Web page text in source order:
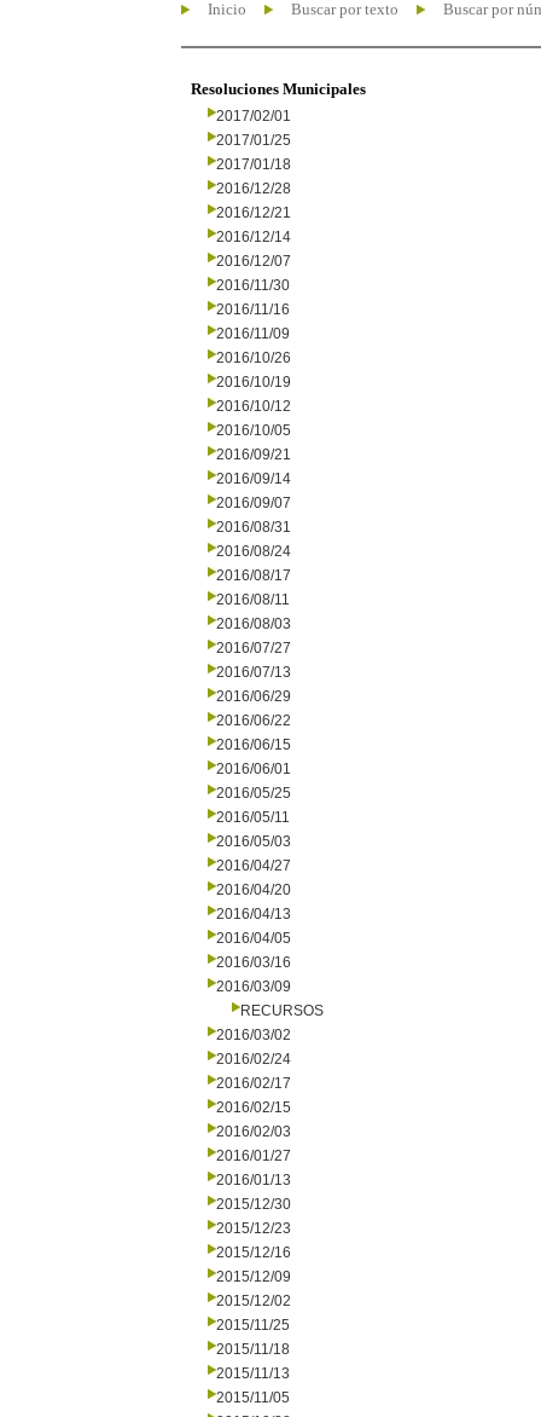
Inicio Buscar por texto Buscar por
Resoluciones Municipales
2017/02/01
2017/01/25
2017/01/18
2016/12/28
2016/12/21
2016/12/14
2016/12/07
2016/11/30
2016/11/16
2016/11/09
2016/10/26
2016/10/19
2016/10/12
2016/10/05
2016/09/21
2016/09/14
2016/09/07
2016/08/31
2016/08/24
2016/08/17
2016/08/11
2016/08/03
2016/07/27
2016/07/13
2016/06/29
2016/06/22
2016/06/15
2016/06/01
2016/05/25
2016/05/11
2016/05/03
2016/04/27
2016/04/20
2016/04/13
2016/04/05
2016/03/16
2016/03/09
RECURSOS
2016/03/02
2016/02/24
2016/02/17
2016/02/15
2016/02/03
2016/01/27
2016/01/13
2015/12/30
2015/12/23
2015/12/16
2015/12/09
2015/12/02
2015/11/25
2015/11/18
2015/11/13
2015/11/05